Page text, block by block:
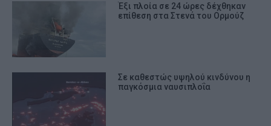
Έξι πλοία σε 24 ώρες δέχθηκαν
επίθεση στα Στενά του Ορμούζ
Σε καθεστώς υψηλού κινδύνου η
παγκόσμια ναυσιπλοΐα